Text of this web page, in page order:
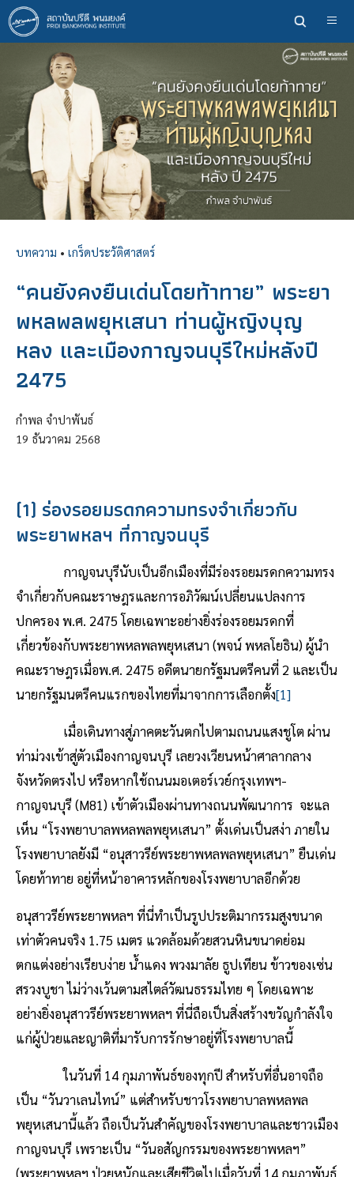
ข้าม
ไป
ยัง
หลัก
บทความ • เกร็ดประวัติศาสตร์
“คนยังคงยืนเด่นโดยท้าทาย” พระยา
พหลพลพยุหเสนา ท่านผู้หญิงบุญ
หลง และเมืองกาญจนบุรีใหม่หลังปี
2475
กำพล จำปาพันธ์
19 ธันวาคม 2568
(1) ร่องรอยมรดกความทรงจำเกี่ยวกับ
พระยาพหลฯ ที่กาญจนบุรี
กาญจนบุรีนับเป็นอีกเมืองที่มีร่องรอยมรดกความทรง
จำเกี่ยวกับคณะราษฎรและการอภิวัฒน์เปลี่ยนแปลงการ
ปกครอง พ.ศ. 2475 โดยเฉพาะอย่างยิ่งร่องรอยมรดกที่
เกี่ยวข้องกับพระยาพหลพลพยุหเสนา (พจน์ พหลโยธิน) ผู้นำ
คณะราษฎรเมื่อพ.ศ. 2475 อดีตนายกรัฐมนตรีคนที่ 2 และเป็น
นายกรัฐมนตรีคนแรกของไทยที่มาจากการเลือกตั้ง[1]
เมื่อเดินทางสู่ภาคตะวันตกไปตามถนนแสงชูโต ผ่าน
ท่าม่วงเข้าสู่ตัวเมืองกาญจนบุรี เลยวงเวียนหน้าศาลากลาง
จังหวัดตรงไป หรือหากใช้ถนนมอเตอร์เวย์กรุงเทพฯ-
กาญจนบุรี (M81) เข้าตัวเมืองผ่านทางถนนพัฒนาการ จะแล
เห็น “โรงพยาบาลพหลพลพยุหเสนา” ตั้งเด่นเป็นสง่า ภายใน
โรงพยาบาลยังมี “อนุสาวรีย์พระยาพหลพลพยุหเสนา” ยืนเด่น
โดยท้าทาย อยู่ที่หน้าอาคารหลักของโรงพยาบาลอีกด้วย
อนุสาวรีย์พระยาพหลฯ ที่นี่ทำเป็นรูปประติมากรรมสูงขนาด
เท่าตัวคนจริง 1.75 เมตร แวดล้อมด้วยสวนหินขนาดย่อม
ตกแต่งอย่างเรียบง่าย น้ำแดง พวงมาลัย ธูปเทียน ข้าวของเซ่น
สรวงบูชา ไม่ว่างเว้นตามสไตล์วัฒนธรรมไทย ๆ โดยเฉพาะ
อย่างยิ่งอนุสาวรีย์พระยาพหลฯ ที่นี่ถือเป็นสิ่งสร้างขวัญกำลังใจ
แก่ผู้ป่วยและญาติที่มารับการรักษาอยู่ที่โรงพยาบาลนี้
ในวันที่ 14 กุมภาพันธ์ของทุกปี สำหรับที่อื่นอาจถือ
เป็น “วันวาเลนไทน์” แต่สำหรับชาวโรงพยาบาลพหลพล
พยุหเสนานี้แล้ว ถือเป็นวันสำคัญของโรงพยาบาลและชาวเมือง
กาญจนบุรี เพราะเป็น “วันอสัญกรรมของพระยาพหลฯ”
(พระยาพหลฯ ป่วยหนักและเสียชีวิตไปเมื่อวันที่ 14 กุมภาพันธ์